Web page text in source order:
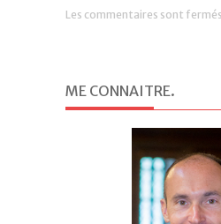
Les commentaires sont
ME CONNAITRE.